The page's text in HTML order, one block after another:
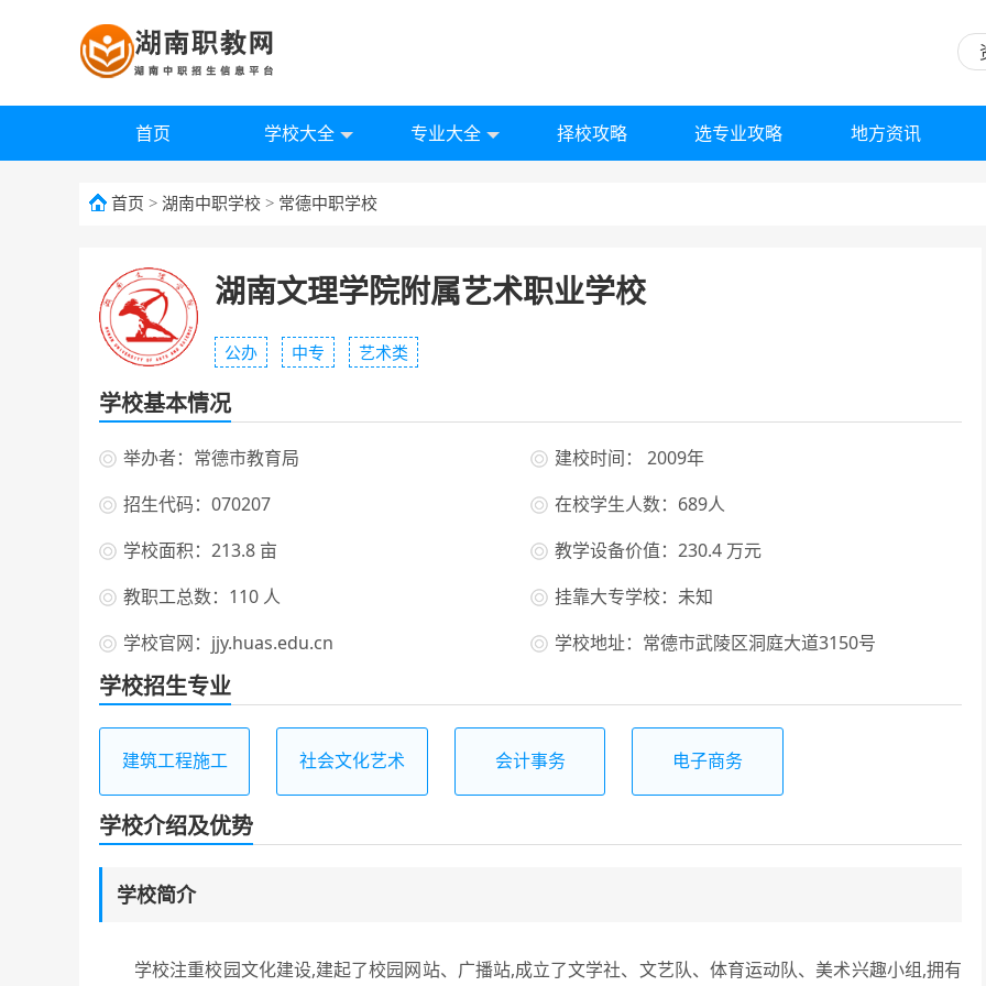
首页 学校大全 专业大全 择校攻略 选专业攻略 地方资讯
首页 > 湖南中职学校 > 常德中职学校
湖南文理学院附属艺术职业学校
公办 中专 艺术类
学校基本情况
举办者：常德市教育局
建校时间： 2009年
招生代码：070207
在校学生人数：689人
学校面积：213.8 亩
教学设备价值：230.4 万元
教职工总数：110 人
挂靠大专学校：未知
学校官网：jjy.huas.edu.cn
学校地址：常德市武陵区洞庭大道3150号
学校招生专业
建筑工程施工 社会文化艺术 会计事务 电子商务
学校介绍及优势
学校简介
学校注重校园文化建设,建起了校园网站、广播站,成立了文学社、文艺队、体育运动队、美术兴趣小组,拥有